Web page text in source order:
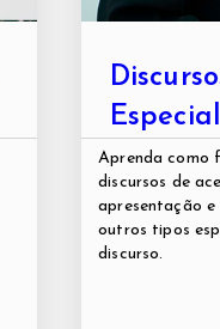
Aprenda como
discursos de
apresentação e
outros tipos
discurso.